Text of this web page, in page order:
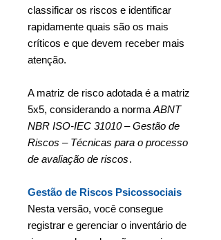
classificar os riscos e identificar
rapidamente quais são os mais
críticos e que devem receber mais
atenção.
A matriz de risco adotada é a matriz
5x5, considerando a norma ABNT
NBR ISO-IEC 31010 – Gestão de
Riscos – Técnicas para o processo
de avaliação de riscos.
Gestão de Riscos Psicossociais
Nesta versão, você consegue
registrar e gerenciar o inventário de